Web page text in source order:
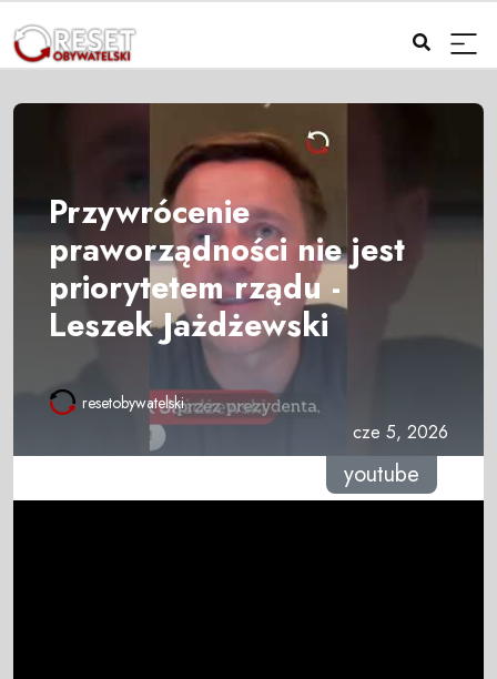
Przywrócenie
praworządności nie jest
priorytetem rządu -
Leszek Jażdżewski
resetobywatelski
cze 5, 2026
youtube